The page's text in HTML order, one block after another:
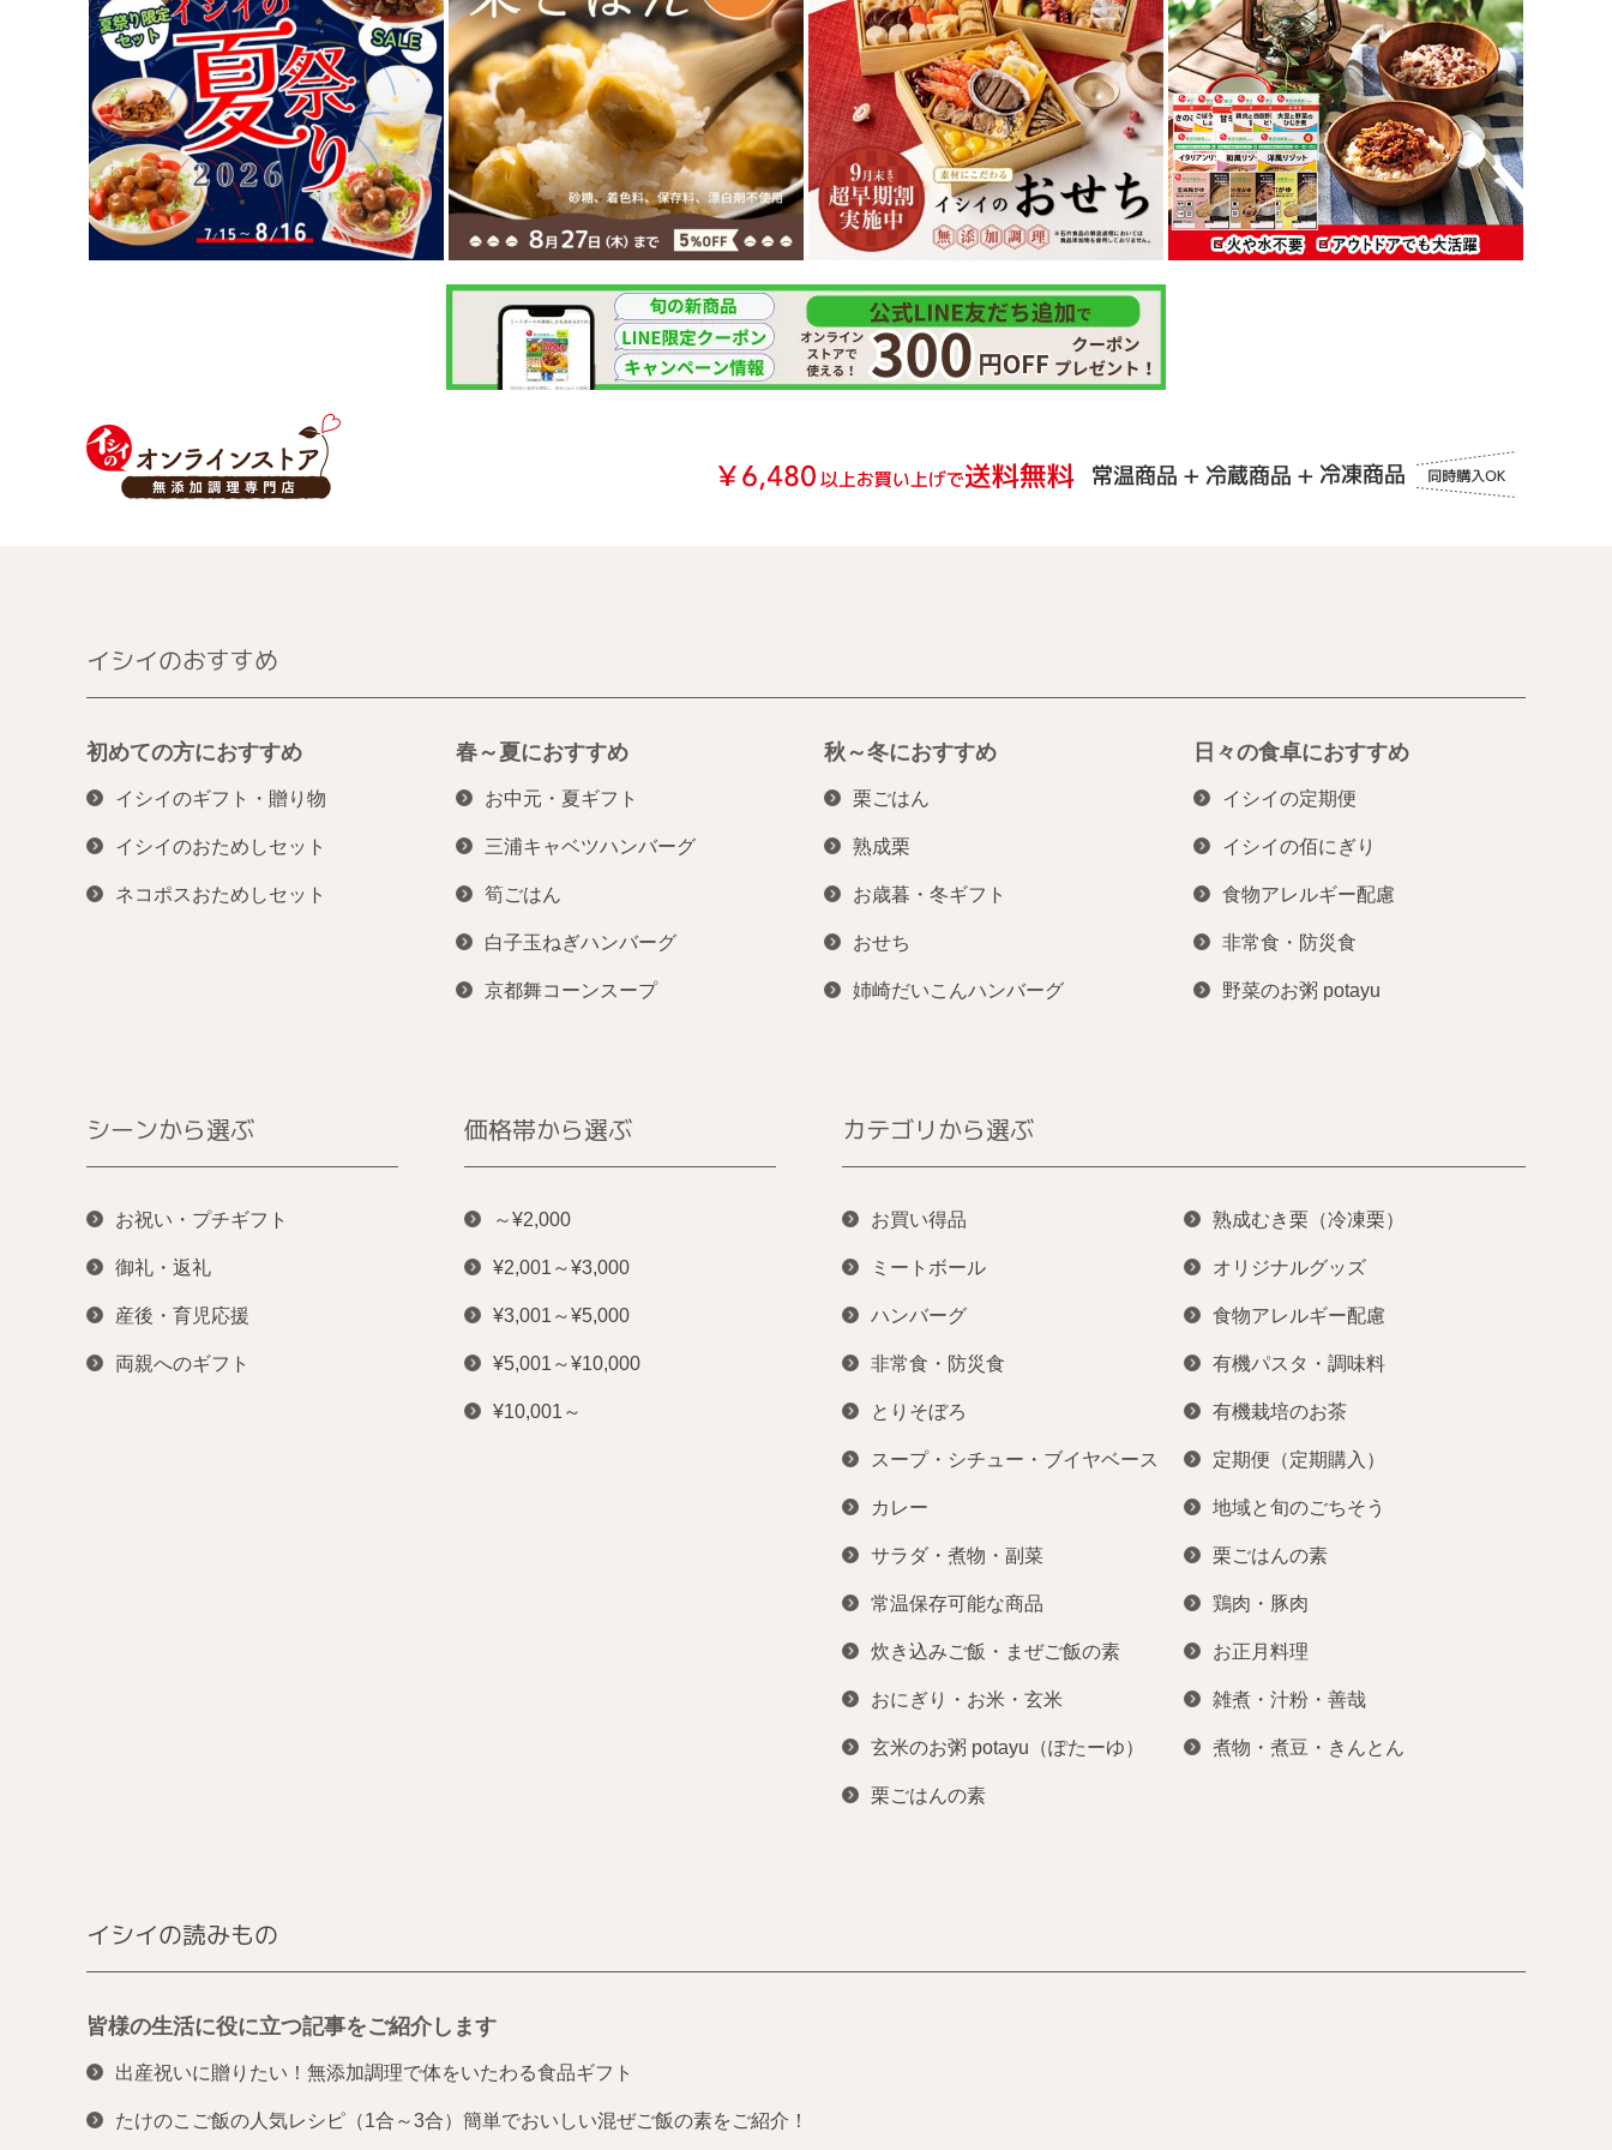
イシイのおすすめ
初めての方におすすめ
イシイのギフト・贈り物
イシイのおためしセット
ネコポスおためしセット
春～夏におすすめ
お中元・夏ギフト
三浦キャベツハンバーグ
筍ごはん
白子玉ねぎハンバーグ
京都舞コーンスープ
秋～冬におすすめ
栗ごはん
熟成栗
お歳暮・冬ギフト
おせち
姉崎だいこんハンバーグ
日々の食卓におすすめ
イシイの定期便
イシイの佰にぎり
食物アレルギー配慮
非常食・防災食
野菜のお粥 potayu
シーンから選ぶ
お祝い・プチギフト
御礼・返礼
産後・育児応援
両親へのギフト
価格帯から選ぶ
～¥2,000
¥2,001～¥3,000
¥3,001～¥5,000
¥5,001～¥10,000
¥10,001～
カテゴリから選ぶ
お買い得品
ミートボール
ハンバーグ
非常食・防災食
とりそぼろ
スープ・シチュー・ブイヤベース
カレー
サラダ・煮物・副菜
常温保存可能な商品
炊き込みご飯・まぜご飯の素
おにぎり・お米・玄米
玄米のお粥 potayu（ぽたーゆ）
栗ごはんの素
熟成むき栗（冷凍栗）
オリジナルグッズ
食物アレルギー配慮
有機パスタ・調味料
有機栽培のお茶
定期便（定期購入）
地域と旬のごちそう
栗ごはんの素
鶏肉・豚肉
お正月料理
雑煮・汁粉・善哉
煮物・煮豆・きんとん
イシイの読みもの
皆様の生活に役に立つ記事をご紹介します
出産祝いに贈りたい！無添加調理で体をいたわる食品ギフト
たけのこご飯の人気レシピ（1合～3合）簡単でおいしい混ぜご飯の素をご紹介！